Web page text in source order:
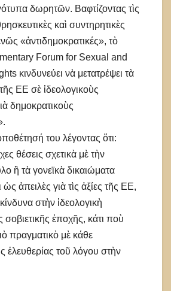
δωρητῶν. Βαφτίζοντας τὶς
καὶ συντηρητικὲς
«ἀντιδημοκρατικές», τὸ
Forum for Sexual and
κινδυνεύει νὰ μετατρέψει τὰ
ΕΕ σὲ ἰδεολογικοὺς
δημοκρατικοὺς
του λέγοντας ὅτι:
θέσεις σχετικὰ μὲ τὴν
ἢ τὰ γονεϊκὰ δικαιώματα
ὡς ἀπειλὲς γιὰ τὶς ἀξίες τῆς ΕΕ,
στὴν ἰδεολογικὴ
ἐποχῆς, κάτι ποὺ
πραγματικὸ μὲ κάθε
ἐλευθερίας τοῦ λόγου στὴν